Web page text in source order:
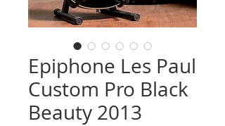
Epiphone Les Paul
Custom Pro Black
Beauty 2013